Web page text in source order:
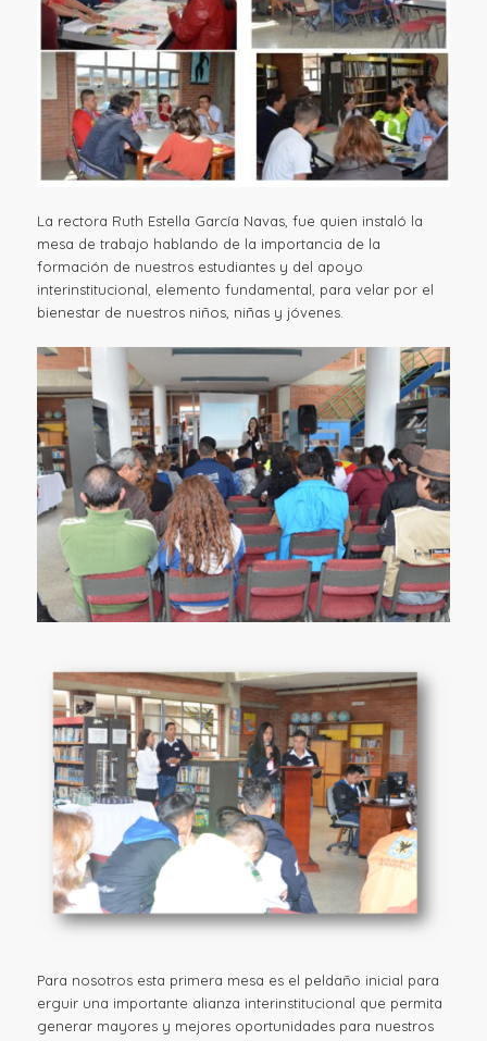
La rectora Ruth Estella García Navas, fue quien instaló la
mesa de trabajo hablando de la importancia de la
formación de nuestros estudiantes y del apoyo
interinstitucional, elemento fundamental, para velar por el
bienestar de nuestros niños, niñas y jóvenes.
Para nosotros esta primera mesa es el peldaño inicial para
erguir una importante alianza interinstitucional que permita
generar mayores y mejores oportunidades para nuestros